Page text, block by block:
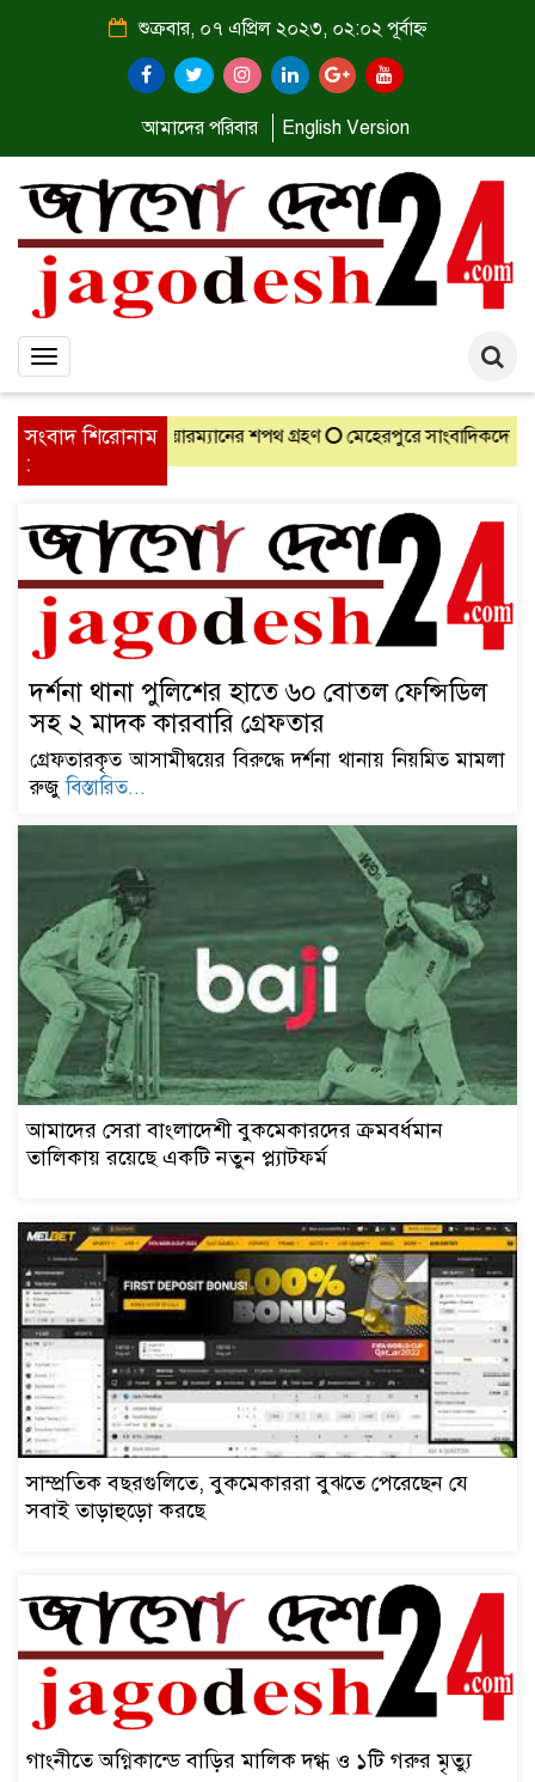
শুক্রবার, ০৭ এপ্রিল ২০২৩, ০২:০২ পূর্বাহ্ন
আমাদের পরিবার English Version
Toggle
navigation
সংবাদ শিরোনাম
:
চেয়ারম্যানের শপথ গ্রহণ মেহেরপুরে সাংবাদিকদের সঙ্গে নবাগত জেলা
দর্শনা থানা পুলিশের হাতে ৬০ বোতল ফেন্সিডিল
সহ ২ মাদক কারবারি গ্রেফতার
গ্রেফতারকৃত আসামীদ্বয়ের বিরুদ্ধে দর্শনা থানায় নিয়মিত মামলা
রুজুবিস্তারিত...
আমাদের সেরা বাংলাদেশী বুকমেকারদের ক্রমবর্ধমান
তালিকায় রয়েছে একটি নতুন প্ল্যাটফর্ম
সাম্প্রতিক বছরগুলিতে, বুকমেকাররা বুঝতে পেরেছেন যে
সবাই তাড়াহুড়ো করছে
গাংনীতে অগ্নিকান্ডে বাড়ির মালিক দগ্ধ ও ১টি গরুর মৃত্যু